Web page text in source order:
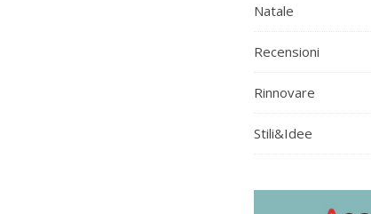
Natale
Recensioni
Rinnovare
Stili&Idee